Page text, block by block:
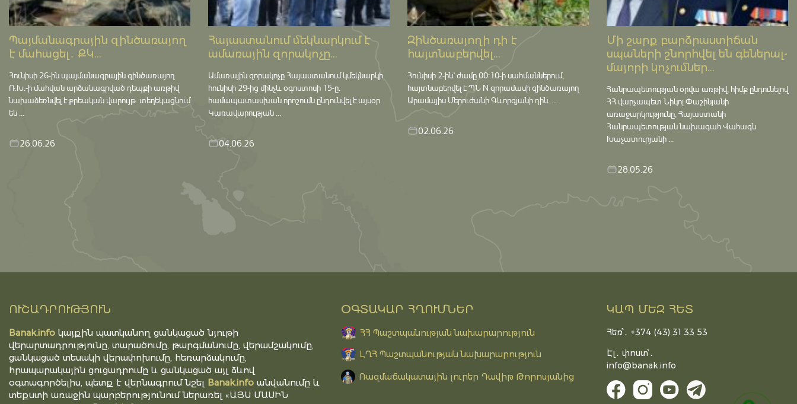
Պայմանագրային զինծառայող
է մահացել․ ՔԿ...
Հունիսի 26-ին պայմանագրային զինծառայող
Ռ.Խ.-ի մահվան արձանագրված դեպքի առթիվ
նախաձեռնվել է քրեական վարույթ․ տեղեկացնում
են ...
26.06.26
Հայաստանում մեկնարկում է
ամառային զորակոչը...
Ամառային զորակոչը Հայաստանում կմեկնարկի
հունիսի 29-ից մինչև օգոստոսի 15-ը․
համապատասխան որոշումն ընդունվել է այսօր
Կառավարության ...
04.06.26
Զինծառայողի դի է
հայտնաբերվել...
Հունիսի 2-ին՝ ժամը 00:10-ի սահմաններում,
հայտնաբերվել է ՊՆ N զորամասի զինծառայող
Արամայիս Մերուժանի Գևորգյանի դին. ...
02.06.26
Մի շարք բարձրաստիճան
սպաների շնորհվել են գեներալ-
մայորի կոչումներ...
Հանրապետության օրվա առթիվ, հիմք ընդունելով
ՀՀ վարչապետ Նիկոլ Փաշինյանի
առաջարկությունը, Հայաստանի
Հանրապետության նախագահ Վահագն
Խաչատուրյանի ...
28.05.26
ՈՒՇԱԴՐՈՒԹՅՈՒՆ
Banak.info կայքին պատկանող ցանկացած նյութի
վերարտադրությունը, տարածումը, թարգմանումը, վերամշակումը,
ցանկացած տեսակի վերափոխումը, հեռարձակումը,
հրապարակային ցուցադրումը և ցանկացած այլ ձևով
օգտագործելիս, պետք է վերնագրում նշել Banak.info անվանումը և
տեքստի առաջին պարբերությունում ներառել «ԱՅՍ ՄԱՍԻՆ
ՕԳՏԱԿԱՐ ՀՂՈՒՄՆԵՐ
ՀՀ Պաշտպանության նախարարություն
ԼՂՀ Պաշտպանության նախարարություն
Ռազմաճակատային լուրեր Դավիթ Թորոսյանից
ԿԱՊ ՄԵԶ ՀԵՏ
Հեռ՝․ +374 (43) 31 33 53
Էլ․ փոստ՝․
info@banak.info